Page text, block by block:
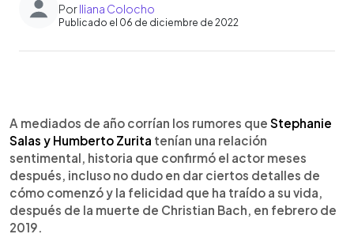
PorIliana Colocho
Publicado el 06 de diciembre de 2022
► Escuchar artículo
A mediados de año corrían los rumores que Stephanie
Salas y Humberto Zurita tenían una relación
sentimental, historia que confirmó el actor meses
después, incluso no dudo en dar ciertos detalles de
cómo comenzó y la felicidad que ha traído a su vida,
después de la muerte de Christian Bach, en febrero de
2019.